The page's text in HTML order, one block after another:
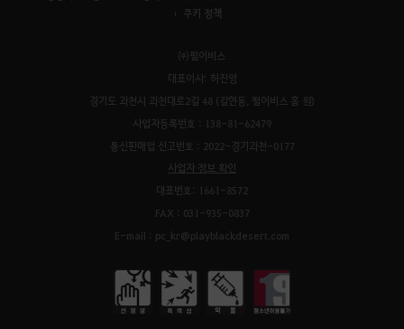
쿠키 정책
㈜펄어비스
대표이사: 허진영
경기도 과천시 과천대로2길 48 (갈현동, 펄어비스 홈 원)
사업자등록번호 : 138-81-62479
통신판매업 신고번호 : 2022-경기과천-0177
사업자 정보 확인
대표번호: 1661-8572
FAX : 031-935-0837
E-mail : pc_kr@playblackdesert.com